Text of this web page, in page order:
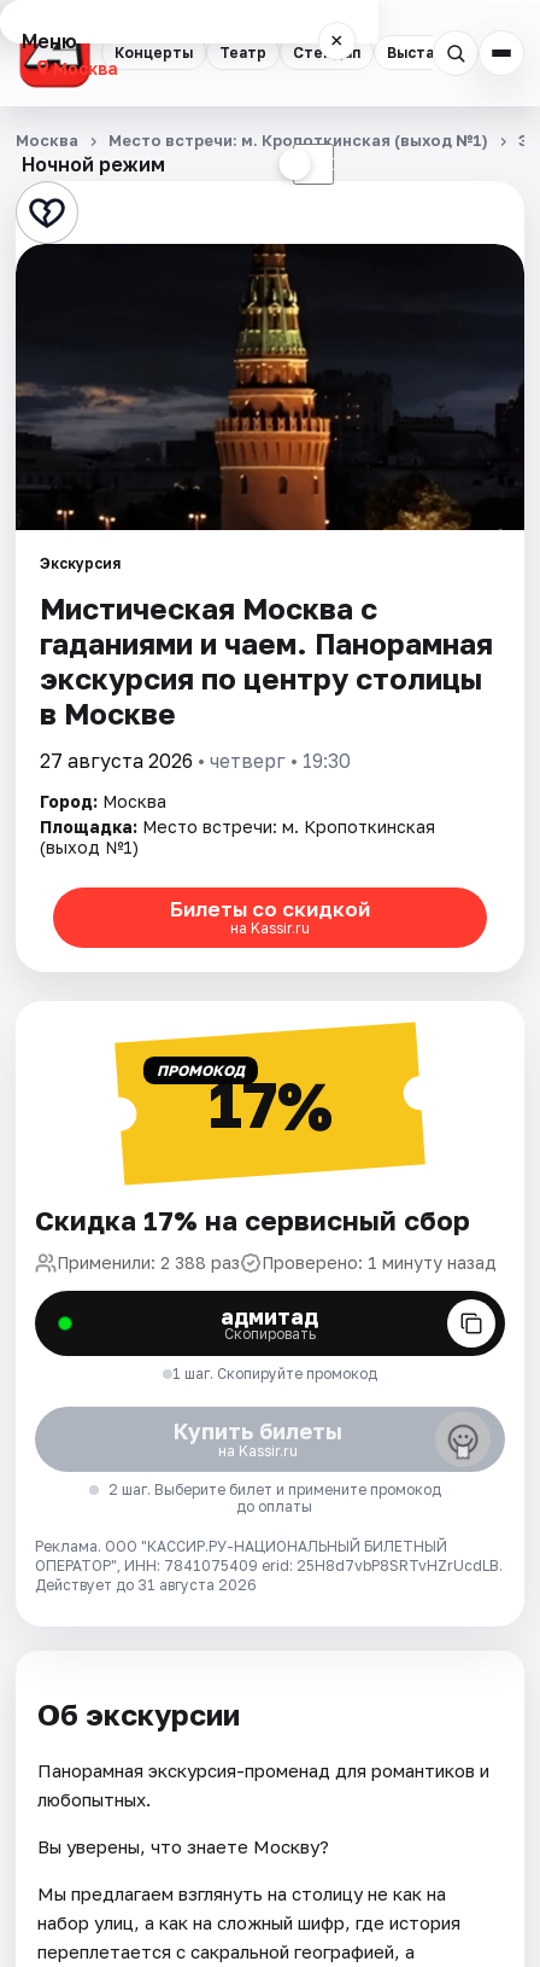
Концерты Театр Стендап Выставки
Меню ×
Москва
Концерты
Театр
Стендап
Экскурсии
События
Города
Площадки
Артисты
Рейтинги
Ночной режим ☾
Москва Место встречи: м. Кропоткинская (выход №1)
Экскурсия
Мистическая Москва с
гаданиями и чаем. Панорамная
экскурсия по центру столицы
в Москве
27 августа 2026 • четверг • 19:30
Город: Москва
Площадка: Место встречи: м. Кропоткинская
(выход №1)
Билеты со скидкой
на Kassir.ru
ПРОМОКОД17%
Скидка 17% на сервисный сбор
Применили: 2 388 раз Проверено: 1 минуту назад
адмитад
Скопировать
1 шаг. Скопируйте промокод
Купить билеты
на Kassir.ru
2 шаг. Выберите билет и примените промокод
до оплаты
Реклама. ООО "КАССИР.РУ-НАЦИОНАЛЬНЫЙ БИЛЕТНЫЙ
ОПЕРАТОР", ИНН: 7841075409 erid: 25H8d7vbP8SRTvHZrUcdLB.
Действует до 31 августа 2026
Об экскурсии
Панорамная экскурсия-променад для романтиков и
любопытных.
Вы уверены, что знаете Москву?
Мы предлагаем взглянуть на столицу не как на
набор улиц, а как на сложный шифр, где история
переплетается с сакральной географией, а